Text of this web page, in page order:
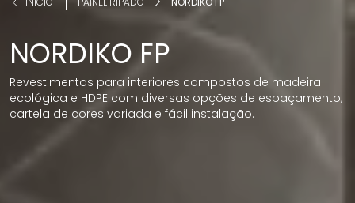
NORDIKO FP
Revestimentos para interiores compostos de madeira
ecológica e HDPE com diversas opções de espaçamento,
cartela de cores variada e fácil instalação.